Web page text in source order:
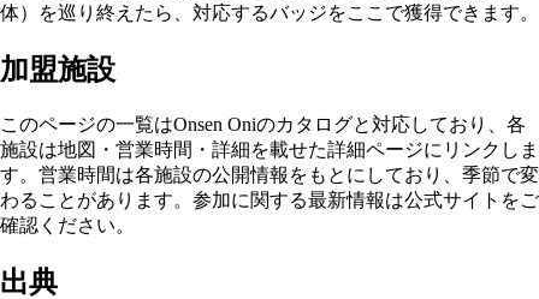
体）を巡り終えたら、対応するバッジをここで獲得できます。
加盟施設
このページの一覧はOnsen Oniのカタログと対応しており、各
施設は地図・営業時間・詳細を載せた詳細ページにリンクしま
す。営業時間は各施設の公開情報をもとにしており、季節で変
わることがあります。参加に関する最新情報は公式サイトをご
確認ください。
出典